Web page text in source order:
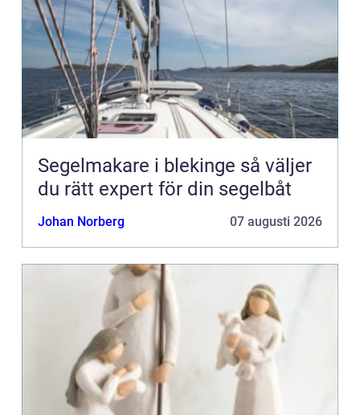
Segelmakare i blekinge så väljer
du rätt expert för din segelbåt
Johan Norberg 07 augusti 2026